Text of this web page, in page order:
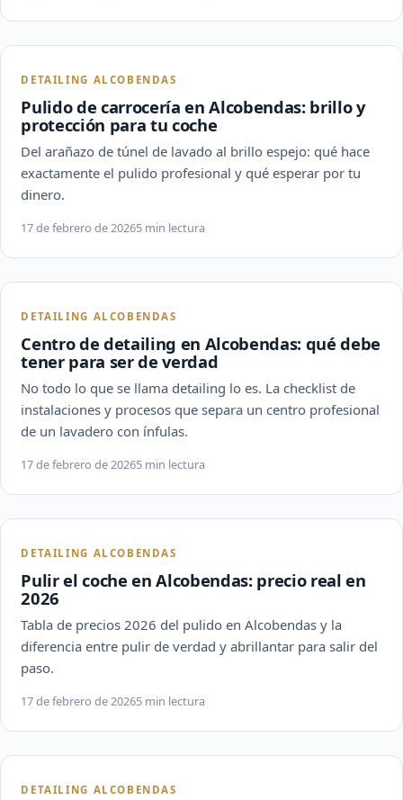
DETAILING ALCOBENDAS
Pulido de carrocería en Alcobendas: brillo y
protección para tu coche
Del arañazo de túnel de lavado al brillo espejo: qué hace
exactamente el pulido profesional y qué esperar por tu
dinero.
17 de febrero de 20265 min lectura
DETAILING ALCOBENDAS
Centro de detailing en Alcobendas: qué debe
tener para ser de verdad
No todo lo que se llama detailing lo es. La checklist de
instalaciones y procesos que separa un centro profesional
de un lavadero con ínfulas.
17 de febrero de 20265 min lectura
DETAILING ALCOBENDAS
Pulir el coche en Alcobendas: precio real en
2026
Tabla de precios 2026 del pulido en Alcobendas y la
diferencia entre pulir de verdad y abrillantar para salir del
paso.
17 de febrero de 20265 min lectura
DETAILING ALCOBENDAS